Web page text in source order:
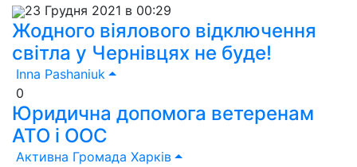
23 Грудня 2021 в 00:29
Жодного віялового відключення
світла у Чернівцях не буде!
Inna Pashaniuk
0
Юридична допомога ветеренам
АТО і ООС
Активна Громада Харків